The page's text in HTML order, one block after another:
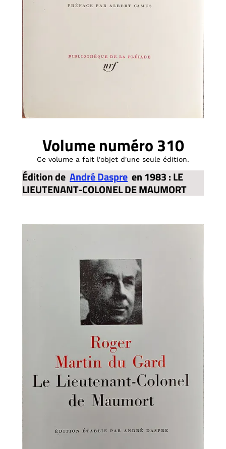
Volume numéro 310
Ce volume a fait l'objet d'une seule édition.
Édition de André Daspre en 1983 : LE
LIEUTENANT-COLONEL DE MAUMORT